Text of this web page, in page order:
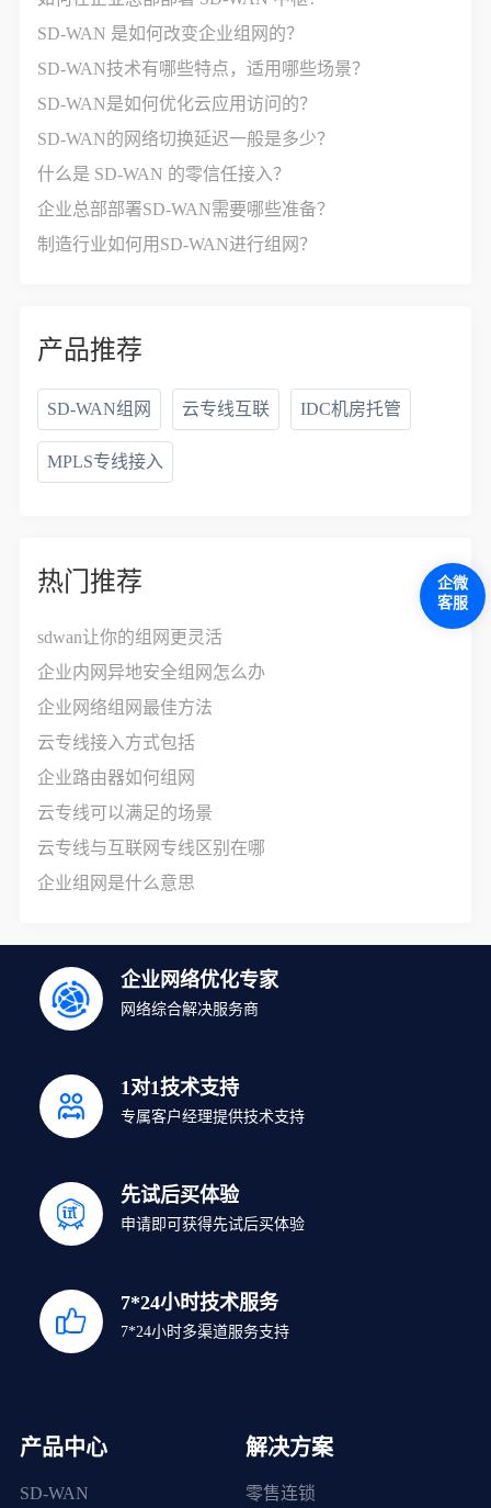
SD-WAN 是如何改变企业组网的？
SD-WAN技术有哪些特点，适用哪些场景？
SD-WAN是如何优化云应用访问的？
SD-WAN的网络切换延迟一般是多少？
什么是 SD-WAN 的零信任接入？
企业总部部署SD-WAN需要哪些准备？
制造行业如何用SD-WAN进行组网？
产品推荐
SD-WAN组网 云专线互联 IDC机房托管
MPLS专线接入
热门推荐
sdwan让你的组网更灵活
企业内网异地安全组网怎么办
企业网络组网最佳方法
云专线接入方式包括
企业路由器如何组网
云专线可以满足的场景
云专线与互联网专线区别在哪
企业组网是什么意思
企业网络优化专家
网络综合解决服务商
1对1技术支持
专属客户经理提供技术支持
先试后买体验
申请即可获得先试后买体验
7*24小时技术服务
7*24小时多渠道服务支持
产品中心
SD-WAN
解决方案
零售连锁
企微
客服